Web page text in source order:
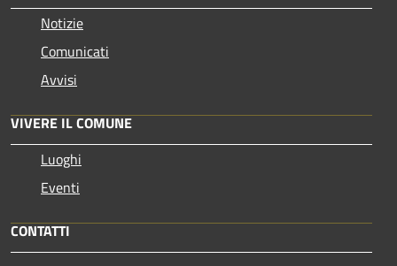
Notizie
Comunicati
Avvisi
VIVERE IL COMUNE
Luoghi
Eventi
CONTATTI